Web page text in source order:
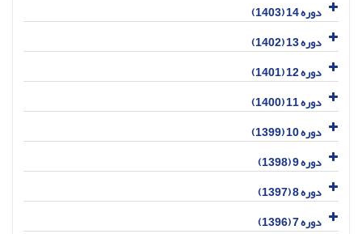
دوره 14 (1403)
دوره 13 (1402)
دوره 12 (1401)
دوره 11 (1400)
دوره 10 (1399)
دوره 9 (1398)
دوره 8 (1397)
دوره 7 (1396)